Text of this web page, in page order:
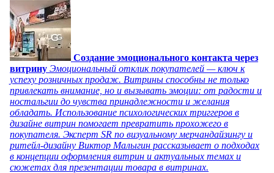
Создание эмоционального контакта через
витрину Эмоциональный отклик покупателей — ключ к
успеху розничных продаж. Витрины способны не только
привлекать внимание, но и вызывать эмоции: от радости и
ностальгии до чувства принадлежности и желания
обладать. Использование психологических триггеров в
дизайне витрин помогает превратить прохожего в
покупателя. Эксперт SR по визуальному мерчандайзингу и
ритейл-дизайну Виктор Малыгин рассказывает о подходах
в концепции оформления витрин и актуальных темах и
сюжетах для презентации товара в витринах.